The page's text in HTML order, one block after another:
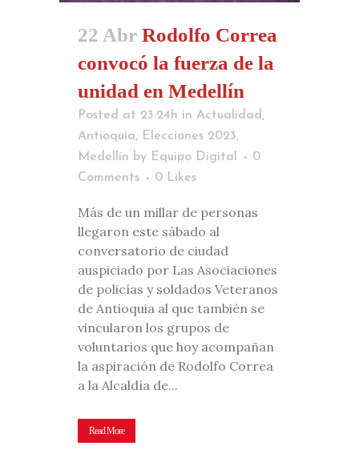
22 Abr Rodolfo Correa
convocó la fuerza de la
unidad en Medellín
Posted at 23:24h in Actualidad ,
Antioquia, Elecciones 2023,
Medellín by Equipo Digital
0
Comments
0 Likes
Más de un millar de personas
llegaron este sábado al
conversatorio de ciudad
auspiciado por Las Asociaciones
de policías y soldados Veteranos
de Antioquia al que también se
vincularon los grupos de
voluntarios que hoy acompañan
la aspiración de Rodolfo Correa
a la Alcaldía de...
Read More